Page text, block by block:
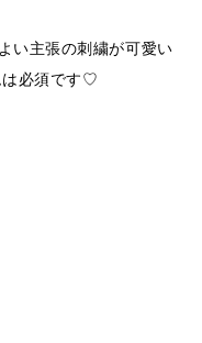
い主張の刺繍が可愛い
は必須です♡